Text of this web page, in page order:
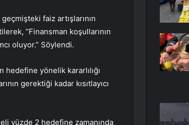
faiz artışlarının
“Finansman koşullarının
oluyor.” Söylendi.
hedefine yönelik kararlılığı
gerektiği kadar kısıtlayıcı
yüzde 2 hedefine zamanında